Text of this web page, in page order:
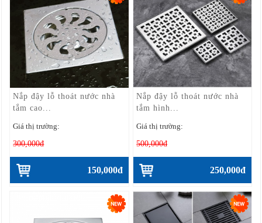
Nắp đậy lỗ thoát nước nhà
tắm cao...
Giá thị trường:
300,000đ
150,000đ
Nắp đậy lỗ thoát nước nhà
tắm hình...
Giá thị trường:
500,000đ
250,000đ